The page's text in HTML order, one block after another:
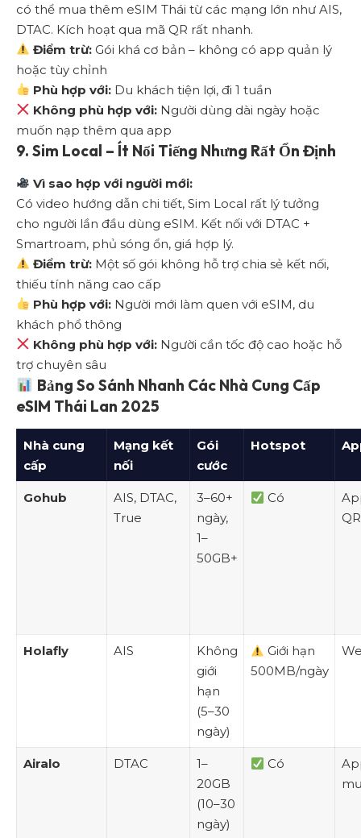
có thể mua thêm eSIM Thái từ các mạng lớn như AIS,
DTAC. Kích hoạt qua mã QR rất nhanh.
Điểm trừ: Gói khá cơ bản – không có app quản lý
hoặc tùy chỉnh
Phù hợp với: Du khách tiện lợi, đi 1 tuần
Không phù hợp với: Người dùng dài ngày hoặc
muốn nạp thêm qua app
9. Sim Local – Ít Nổi Tiếng Nhưng Rất Ổn Định
Vì sao hợp với người mới:
Có video hướng dẫn chi tiết, Sim Local rất lý tưởng
cho người lần đầu dùng eSIM. Kết nối với DTAC +
Smartroam, phủ sóng ổn, giá hợp lý.
Điểm trừ: Một số gói không hỗ trợ chia sẻ kết nối,
thiếu tính năng cao cấp
Phù hợp với: Người mới làm quen với eSIM, du
khách phổ thông
Không phù hợp với: Người cần tốc độ cao hoặc hỗ
trợ chuyên sâu
Bảng So Sánh Nhanh Các Nhà Cung Cấp
eSIM Thái Lan 2025
Nhà cung
cấp
Mạng kết
nối
Gói
cước
Hotspot
Gohub
AIS, DTAC,
True
3–60+
ngày,
1–
50GB+
Có
QR
Holafly AIS
Không
giới
hạn
(5–30
ngày)
Giới hạn
500MB/ngày
Airalo DTAC
1–
20GB
(10–30
ngày)
Có